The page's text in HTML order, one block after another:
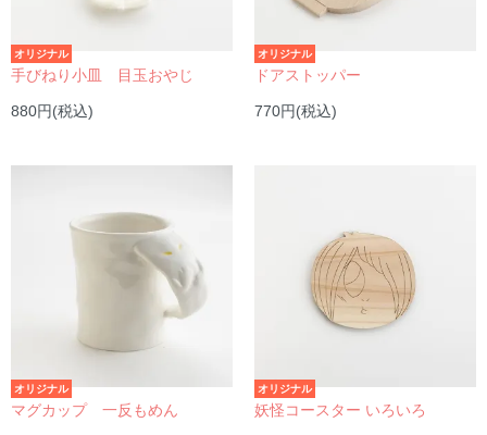
オリジナル
手びねり小皿 目玉おやじ
880円(税込)
オリジナル
ドアストッパー
770円(税込)
オリジナル
マグカップ 一反もめん
オリジナル
妖怪コースター いろいろ